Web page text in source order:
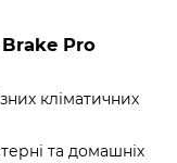
Pro
кліматичних
та домашніх